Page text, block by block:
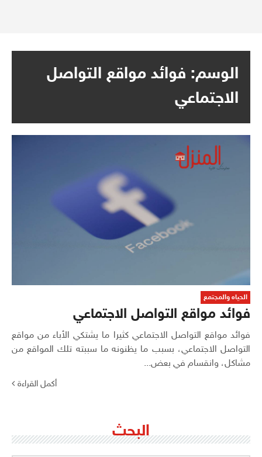
الوسم: فوائد مواقع التواصل
الاجتماعي
الحياه والمجتمع
فوائد مواقع التواصل الاجتماعي
فوائد مواقع التواصل الاجتماعي كثيرا ما يشتكي الأباء من مواقع
التواصل الاجتماعي، بسبب ما يظنونه ما سببته تلك المواقع من
مشاكل، وانقسام في بعض...
أكمل القراءة
البحث